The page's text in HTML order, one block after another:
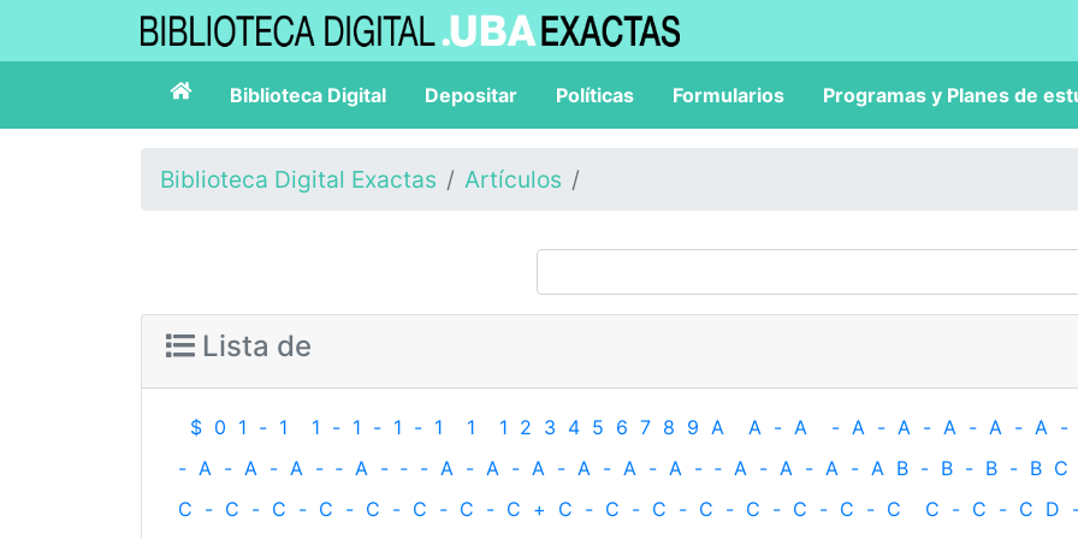
Biblioteca Digital Depositar Políticas Formularios Programas y Planes de
Biblioteca Digital Exactas Artículos
Lista de
$ 0 1 - 1 1 - 1 - 1 - 1 1 1 2 3 4 5 6 7 8 9 A A - A - A - A - A - A - A -
- A - A - A - ‐ A - ‐ - A - A - A - A - A - A - ‐ A - A - A - A B - B - B - B C
C - C - C - C - C - C - C - C + C - C - C - C - C - C - C - C C - C - C D